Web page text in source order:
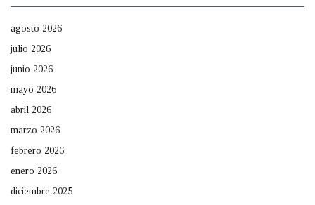
agosto 2026
julio 2026
junio 2026
mayo 2026
abril 2026
marzo 2026
febrero 2026
enero 2026
diciembre 2025